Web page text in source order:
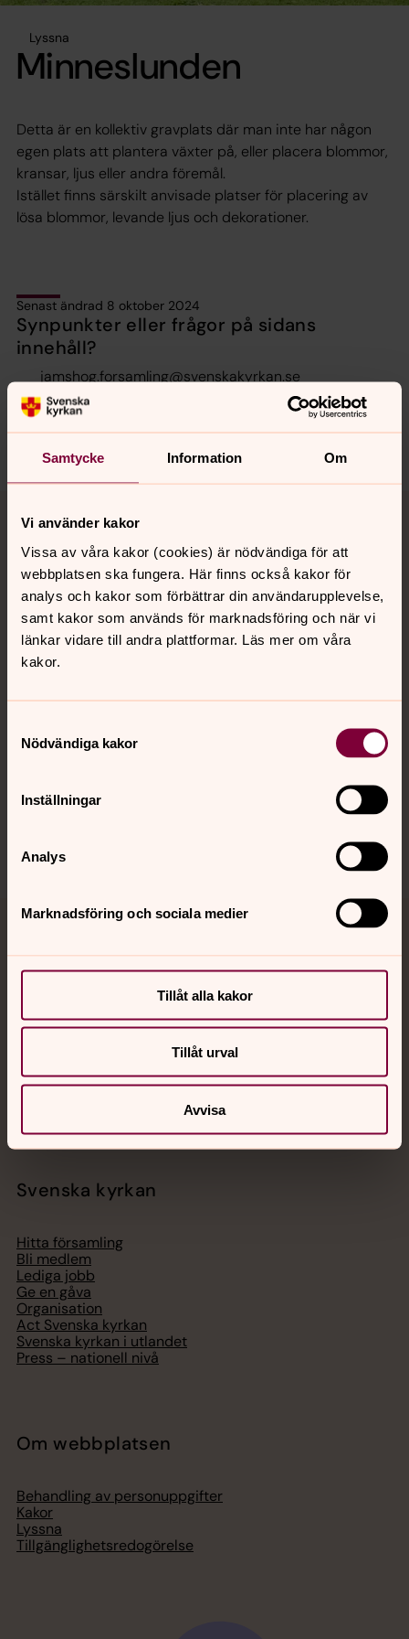
Samtycke Information Om
Vi använder kakor
Vissa av våra kakor (cookies) är nödvändiga för att
webbplatsen ska fungera. Här finns också kakor för
analys och kakor som förbättrar din användarupplevelse,
samt kakor som används för marknadsföring och när vi
länkar vidare till andra plattformar. Läs mer om våra
kakor.
Nödvändiga kakor
Inställningar
Analys
Marknadsföring och sociala medier
Tillåt alla kakor
Tillåt urval
Avvisa
Lyssna
Minneslunden
Detta är en kollektiv gravplats där man inte har någon
egen plats att plantera växter på, eller placera blommor,
kransar, ljus eller andra föremål.
Istället finns särskilt anvisade platser för placering av
lösa blommor, levande ljus och dekorationer.
Senast ändrad 8 oktober 2024
Synpunkter eller frågor på sidans
innehåll?
jamshog.forsamling@svenskakyrkan.se
Dela
Kontakt
Kalender
Sociala kanaler
med en präst på kvällar och nätter.
Digitalt brev
Svenska kyrkan
Hitta församling
Bli medlem
Lediga jobb
Ge en gåva
Organisation
Act Svenska kyrkan
Svenska kyrkan i utlandet
Press – nationell nivå
Om webbplatsen
Behandling av personuppgifter
Kakor
Lyssna
Tillgänglighetsredogörelse